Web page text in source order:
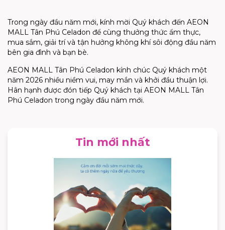
Trong ngày đầu năm mới, kính mời Quý khách đến AEON
MALL Tân Phú Celadon để cùng thưởng thức ẩm thực,
mua sắm, giải trí và tận hưởng không khí sôi động đầu năm
bên gia đình và bạn bè.
AEON MALL Tân Phú Celadon kính chúc Quý khách một
năm 2026 nhiều niềm vui, may mắn và khởi đầu thuận lợi.
Hân hạnh được đón tiếp Quý khách tại AEON MALL Tân
Phú Celadon trong ngày đầu năm mới.
Tin mới nhất